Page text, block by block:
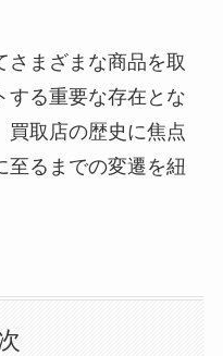
さまざまな商品を取
する重要な存在とな
買取店の歴史に焦点
至るまでの変遷を紐